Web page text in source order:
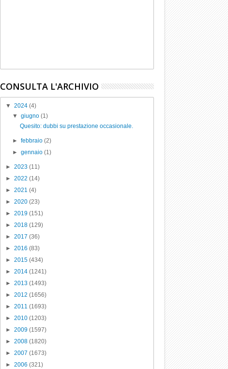
CONSULTA L'ARCHIVIO
▼ 2024 (4)
▼ giugno (1)
Quesito: dubbi su prestazione occasionale.
► febbraio (2)
► gennaio (1)
► 2023 (11)
► 2022 (14)
► 2021 (4)
► 2020 (23)
► 2019 (151)
► 2018 (129)
► 2017 (36)
► 2016 (83)
► 2015 (434)
► 2014 (1241)
► 2013 (1493)
► 2012 (1656)
► 2011 (1693)
► 2010 (1203)
► 2009 (1597)
► 2008 (1820)
► 2007 (1673)
► 2006 (321)